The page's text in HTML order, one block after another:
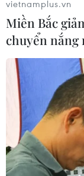
vietnamplus.vn
Miền Bắc
chuyển nắng